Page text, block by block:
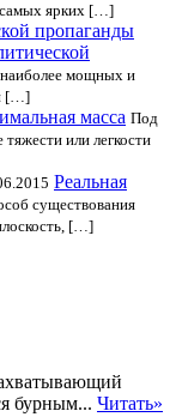
самых ярких […]
мощных и
[…]
масса Под
или легкости
Реальная
существования
[…]
бурным... Читать»